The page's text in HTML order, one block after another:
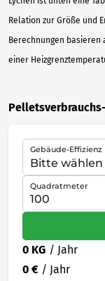
Relation zur Größe und
Berechnungen basieren
einer
Gebäude-Effizienz
Quadratmeter
0 KG / Jahr
0 € / Jahr